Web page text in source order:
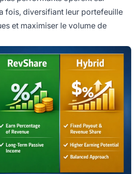
fois, diversifiant leur portefeuille
et maximiser le volume de